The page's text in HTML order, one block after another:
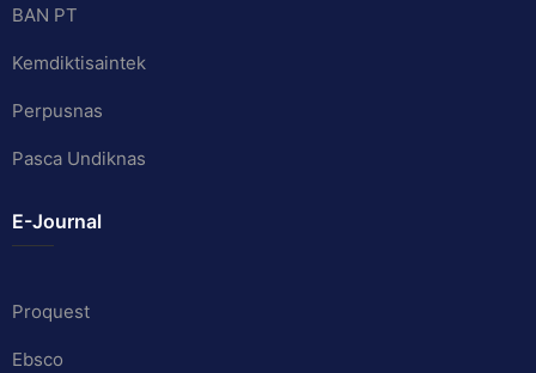
BAN PT
Kemdiktisaintek
Perpusnas
Pasca Undiknas
E-Journal
Proquest
Ebsco